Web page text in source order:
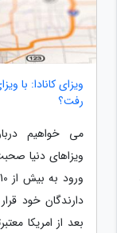
ویزای کانادا: با
رفت؟
می خواهیم
ویزاهای دنیا
دارندگان خود
بعد از امریکا